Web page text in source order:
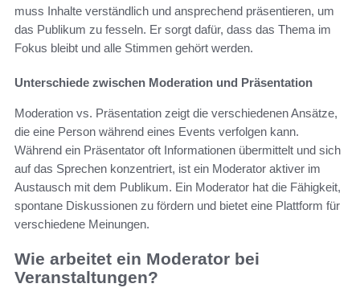
muss Inhalte verständlich und ansprechend präsentieren, um
das Publikum zu fesseln. Er sorgt dafür, dass das Thema im
Fokus bleibt und alle Stimmen gehört werden.
Unterschiede zwischen Moderation und Präsentation
Moderation vs. Präsentation zeigt die verschiedenen Ansätze,
die eine Person während eines Events verfolgen kann.
Während ein Präsentator oft Informationen übermittelt und sich
auf das Sprechen konzentriert, ist ein Moderator aktiver im
Austausch mit dem Publikum. Ein Moderator hat die Fähigkeit,
spontane Diskussionen zu fördern und bietet eine Plattform für
verschiedene Meinungen.
Wie arbeitet ein Moderator bei
Veranstaltungen?